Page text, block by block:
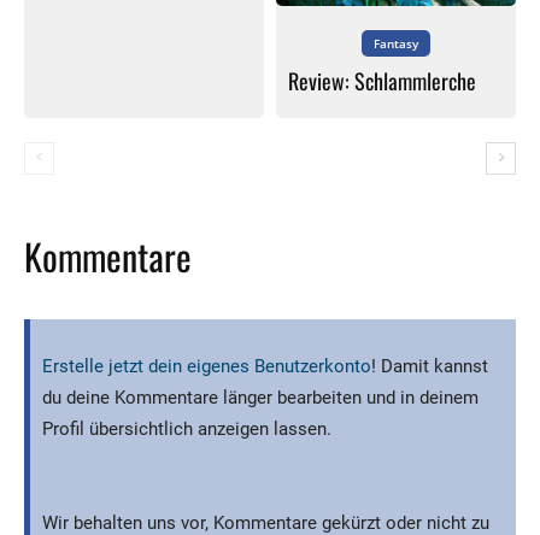
Fantasy
Review: Schlammlerche
Kommentare
Erstelle jetzt dein eigenes Benutzerkonto! Damit kannst
du deine Kommentare länger bearbeiten und in deinem
Profil übersichtlich anzeigen lassen.
Wir behalten uns vor, Kommentare gekürzt oder nicht zu